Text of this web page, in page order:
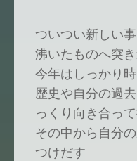
ついつい新しい
沸いたものへ突
今年はしっかり
歴史や自分の過
っくり向き合っ
その中から自分
つけだす